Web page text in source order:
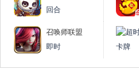
回合
召唤师联盟
即时
卡牌